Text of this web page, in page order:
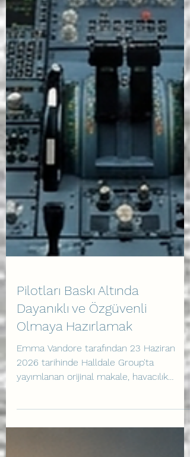
Pilotları Baskı Altında
Dayanıklı ve Özgüvenli
2026 tarihinde Halldale Group'ta